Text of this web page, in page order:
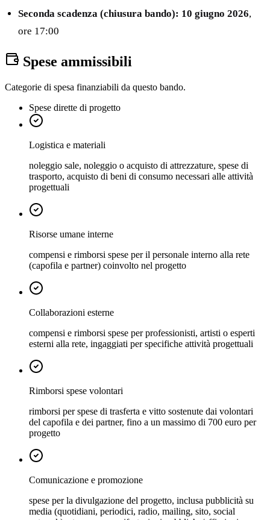
Seconda scadenza (chiusura bando): 10 giugno 2026,
ore 17:00
Spese ammissibili
Categorie di spesa finanziabili da questo bando.
Spese dirette di progetto
Logistica e materiali
noleggio sale, noleggio o acquisto di attrezzature, spese di
trasporto, acquisto di beni di consumo necessari alle attività
progettuali
Risorse umane interne
compensi e rimborsi spese per il personale interno alla rete
(capofila e partner) coinvolto nel progetto
Collaborazioni esterne
compensi e rimborsi spese per professionisti, artisti o esperti
esterni alla rete, ingaggiati per specifiche attività progettuali
Rimborsi spese volontari
rimborsi per spese di trasferta e vitto sostenute dai volontari
del capofila e dei partner, fino a un massimo di 700 euro per
progetto
Comunicazione e promozione
spese per la divulgazione del progetto, inclusa pubblicità su
media (quotidiani, periodici, radio, mailing, sito, social